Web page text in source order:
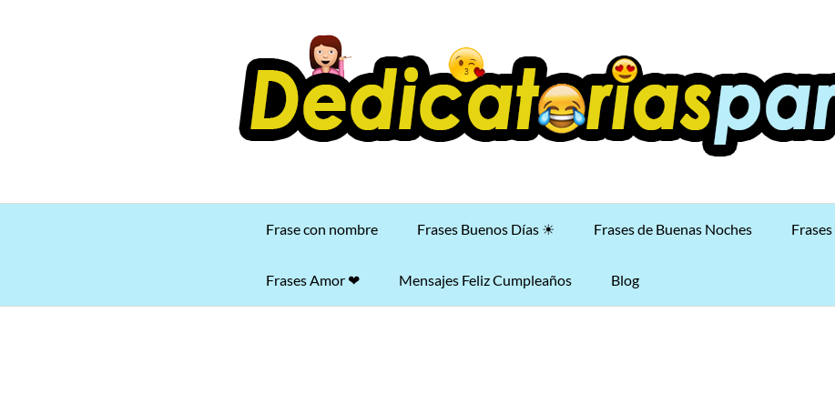
Frase con nombre Frases Buenos Días ☀ Frases de Buenas Noches
Frases Amor ❤ Mensajes Feliz Cumpleaños Blog